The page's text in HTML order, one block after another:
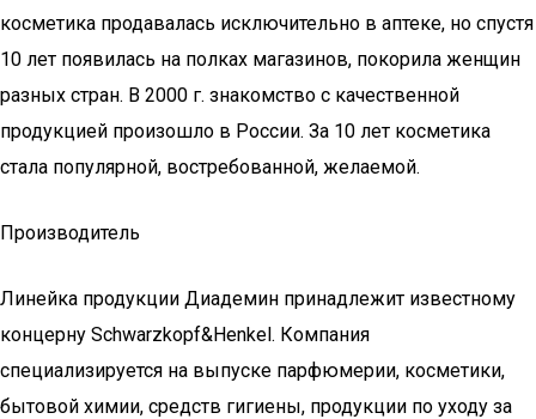
косметика продавалась исключительно в аптеке, но спустя
10 лет появилась на полках магазинов, покорила женщин
разных стран. В 2000 г. знакомство с качественной
продукцией произошло в России. За 10 лет косметика
стала популярной, востребованной, желаемой.
Производитель
Линейка продукции Диадемин принадлежит известному
концерну Schwarzkopf&Henkel. Компания
специализируется на выпуске парфюмерии, косметики,
бытовой химии, средств гигиены, продукции по уходу за